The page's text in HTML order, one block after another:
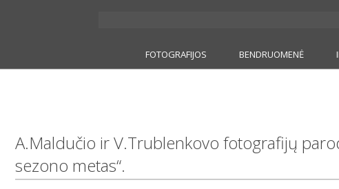
FOTOGRAFIJOS BENDRUOMENĖ
A.Maldučio ir V.Trublenkovo fotografijų
sezono metas“.